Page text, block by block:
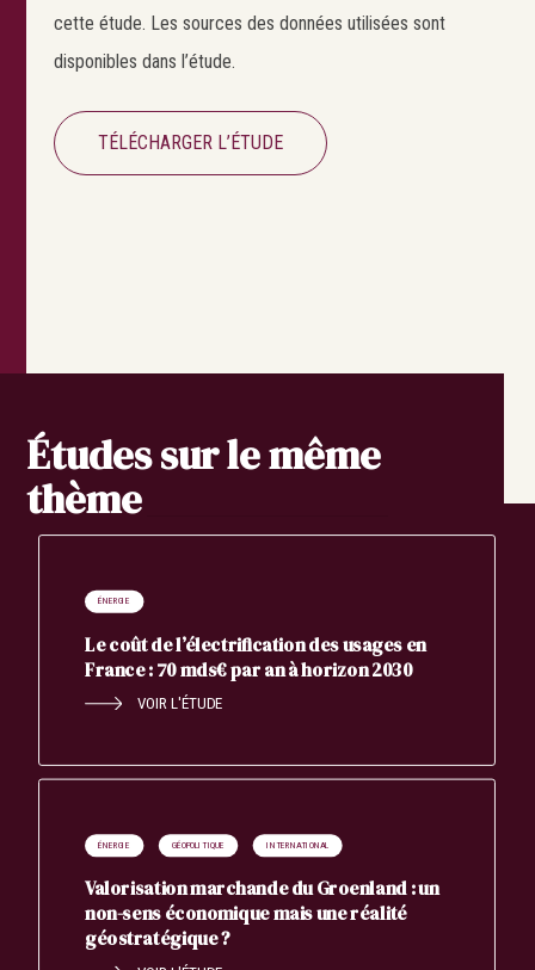
cette étude. Les sources des données utilisées sont
disponibles dans l’étude.
TÉLÉCHARGER L’ÉTUDE
Études sur le même
thème
ÉNERGIE
Le coût de l’électrification des usages en
France : 70 mds€ par an à horizon 2030
VOIR L'ÉTUDE
ÉNERGIE GÉOPOLITIQUE INTERNATIONAL
Valorisation marchande du Groenland : un
non-sens économique mais une réalité
géostratégique ?